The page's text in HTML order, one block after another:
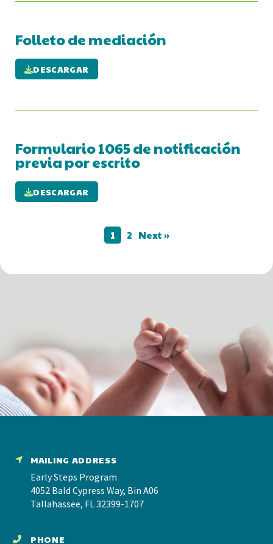
Folleto de mediación
DESCARGAR
Formulario 1065 de notificación
previa por escrito
DESCARGAR
1 2 Next »
MAILING ADDRESS
Early Steps Program
4052 Bald Cypress Way, Bin A06
Tallahassee, FL 32399-1707
PHONE